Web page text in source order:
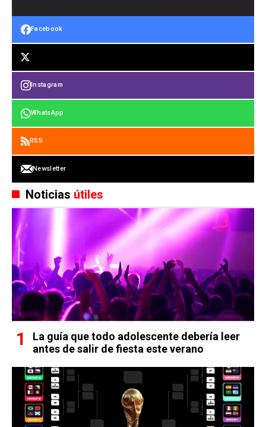
Facebook
Instagram
WhatsApp
RSS
Newsletter
Noticias útiles
La guía que todo adolescente debería leer
antes de salir de fiesta este verano